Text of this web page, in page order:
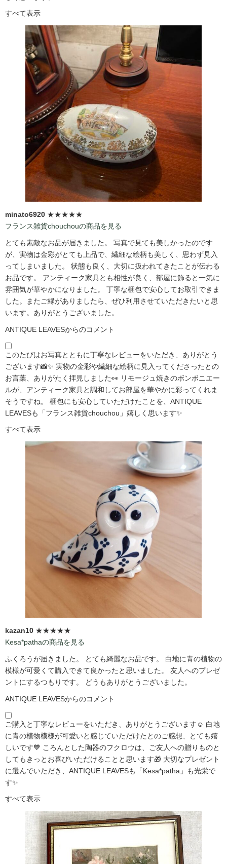
すべて表示
minato6920 ★★★★★
フランス雑貨chouchouの商品を見る
とても素敵なお品が届きました。 写真で見ても美しかったのです
が、実物は金彩がとても上品で、繊細な絵柄も美しく、思わず見入
ってしまいました。 状態も良く、大切に扱われてきたことが伝わる
お品です。 アンティーク家具とも相性が良く、部屋に飾ると一気に
雰囲気が華やかになりました。 丁寧な梱包で安心してお取引できま
した。またご縁がありましたら、ぜひ利用させていただきたいと思
います。ありがとうございました。
ANTIQUE LEAVESからのコメント
このたびはお写真とともに丁寧なレビューをいただき、ありがとう
ございます📸✨ 実物の金彩や繊細な絵柄に見入ってくださったとの
お言葉、ありがたく拝見しました👀 リモージュ焼きのボンボニエー
ルが、アンティーク家具と調和してお部屋を華やかに彩ってくれま
そうですね。 梱包にも安心していただけたことを、ANTIQUE
LEAVESも「フランス雑貨chouchou」嬉しく思います✨
すべて表示
kazan10 ★★★★★
Kesa*pathaの商品を見る
ふくろうが届きました。 とても綺麗なお品です。 白地に青の植物の
模様が可愛くて購入できて良かったと思いました。 友人へのプレゼ
ントにするつもりです。 どうもありがとうございました。
ANTIQUE LEAVESからのコメント
ご購入と丁寧なレビューをいただき、ありがとうございます☺️ 白地
に青の植物模様が可愛いと感じていただけたとのご感想、とても嬉
しいです💙 ころんとした陶器のフクロウは、ご友人への贈りものと
してもきっとお喜びいただけることと思います🎁 大切なプレゼント
に選んでいただき、ANTIQUE LEAVESも「Kesa*patha」も光栄で
す✨
すべて表示